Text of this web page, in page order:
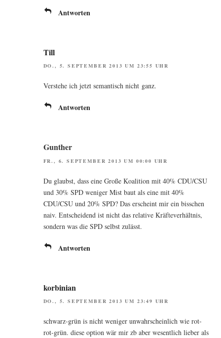
Antworten
Till
DO., 5. SEPTEMBER 2013 UM 23:55 UHR
Ver­ste­he ich jetzt seman­tisch nicht ganz.
Antworten
Gunther
FR., 6. SEPTEMBER 2013 UM 00:00 UHR
Du glaubst, dass eine Gro­ße Koali­ti­on mit 40% CDU/CSU
und 30% SPD weni­ger Mist baut als eine mit 40%
CDU/CSU und 20% SPD? Das erscheint mir ein biss­chen
naiv. Ent­schei­dend ist nicht das rela­ti­ve Kräf­te­ver­hält­nis,
son­dern was die SPD selbst zulässt.
Antworten
korbinian
DO., 5. SEPTEMBER 2013 UM 23:49 UHR
schwarz-grün is nicht weni­ger unwahr­schein­lich wie rot-
rot-grün. die­se opti­on wär mir zb aber wesent­lich lie­ber als